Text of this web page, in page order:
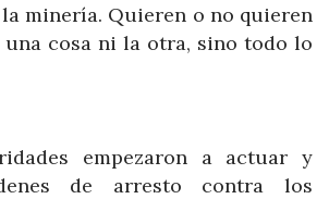
minería. Quieren o no quieren
cosa ni la otra, sino todo lo
empezaron a actuar y
de arresto contra los